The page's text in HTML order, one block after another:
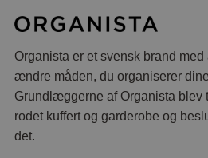
Organista er et svensk brand
ændre måden, du organiserer
Grundlæggerne af Organista blev
rodet kuffert og garderobe og
det.